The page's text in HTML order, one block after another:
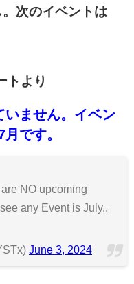
次のイベントは
トより
いません。イベン
です。
NO upcoming
any Event is July..
June 3, 2024